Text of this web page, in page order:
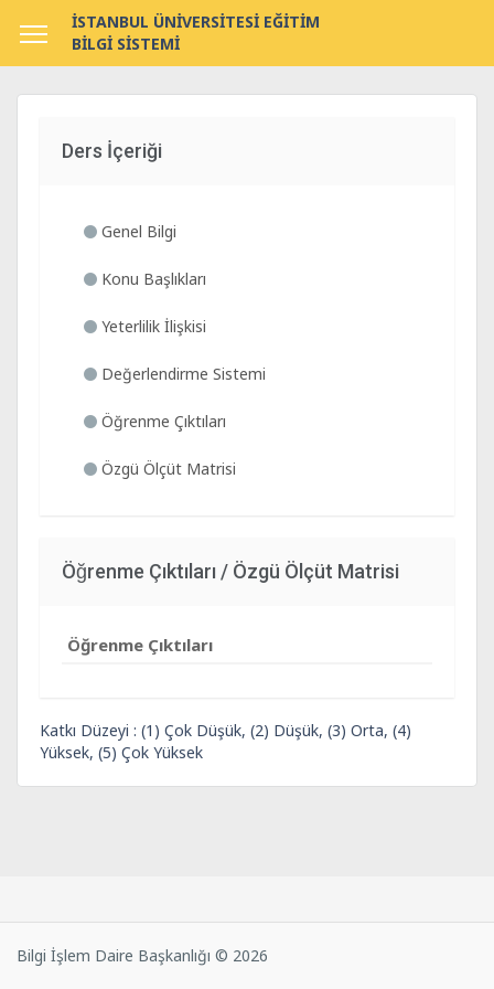
İSTANBUL ÜNİVERSİTESİ EĞİTİM
BİLGİ SİSTEMİ
Ders İçeriği
Genel Bilgi
Konu Başlıkları
Yeterlilik İlişkisi
Değerlendirme Sistemi
Öğrenme Çıktıları
Özgü Ölçüt Matrisi
Öğrenme Çıktıları / Özgü Ölçüt Matrisi
Öğrenme Çıktıları
Katkı Düzeyi : (1) Çok Düşük, (2) Düşük, (3) Orta, (4)
Yüksek, (5) Çok Yüksek
Bilgi İşlem Daire Başkanlığı © 2026